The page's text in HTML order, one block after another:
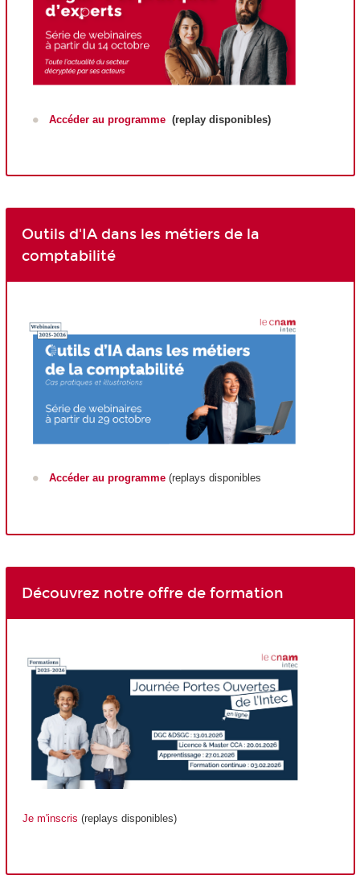
Accéder au programme (replay disponibles)
Outils d'IA dans les métiers de la
comptabilité
Accéder au programme(replays disponibles
Découvrez notre offre de formation
Je m'inscris (replays disponibles)